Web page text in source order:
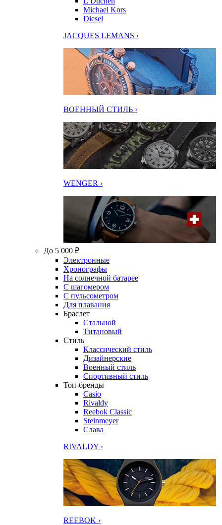
Michael Kors
Diesel
JACQUES LEMANS ›
ВОЕННЫЙ СТИЛЬ ›
WENGER ›
До 5 000 ₽
Электронные
Хронографы
На солнечной батарее
С шагомером
С пульсометром
Для плавания
Браслет
Стальной
Титановый
Стиль
Классический стиль
Дизайнерские
Военный стиль
Спортивный стиль
Топ-бренды
Casio
Rivaldy
Reebok Classic
Steinmeyer
Слава
RIVALDY ›
REEBOK ›